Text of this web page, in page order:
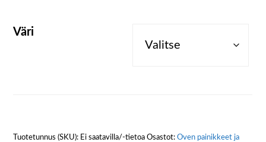
Väri
Tuotetunnus (SKU): Ei saatavilla/-tietoa Osastot:Oven painikkeet ja